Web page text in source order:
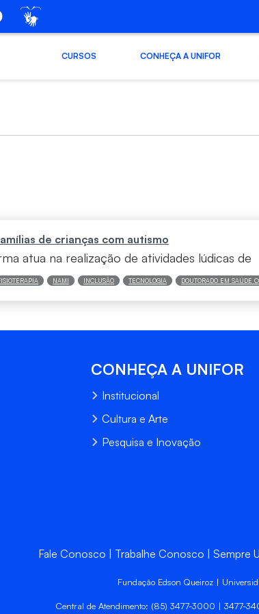
CURSOS CONHEÇA A UNIFOR
de crianças com autismo
atua na realização de atividades lúdicas de
NAMI INCLUSÃO TECNOLOGIA DOUTORADO EM SAÚDE
CONHEÇA A UNIFOR
Institucional
Cultura e Arte
Pesquisa e Inovação
Fale Conosco Trabalhe Conosco Sempre
Fundação Edson Queiroz |
Central de Atendimento: (85) 3477-3000 | 3477-